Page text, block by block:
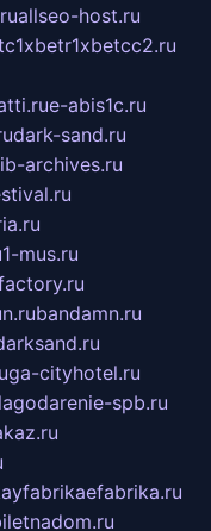
allseo-host.ru
e-abis1c.ru
dark-sand.ru
archives.ru
1-mus.ru
bandamn.ru
cityhotel.ru
spb.ru